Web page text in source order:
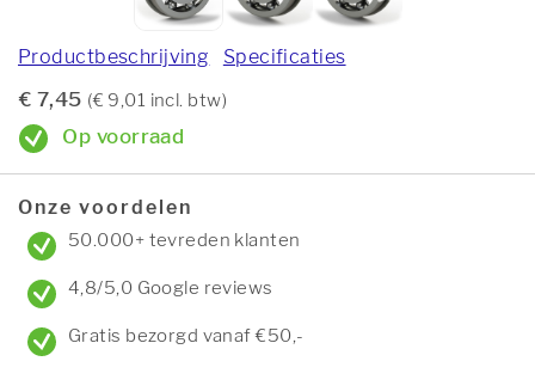
Productbeschrijving Specificaties
€ 7,45 (€ 9,01 incl. btw)
Op voorraad
Onze voordelen
50.000+ tevreden klanten
4,8/5,0 Google reviews
Gratis bezorgd vanaf €50,-